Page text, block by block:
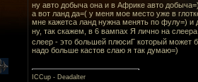
ну авто добыча она и в Африке авто
а вот ланд да=( у меня мое место уже в
мне кажетса ланд нужна менять по фулу=) и
ну, так скажем, в 6 вампах Я лично на
слеер - это большей плюсиГ который может
надо больше кастов слаю я так думаю=)
ICCup - Deadalter